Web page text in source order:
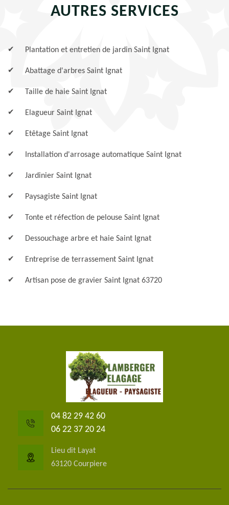
AUTRES SERVICES
Plantation et entretien de jardin Saint Ignat
Abattage d'arbres Saint Ignat
Taille de haie Saint Ignat
Elagueur Saint Ignat
Etêtage Saint Ignat
Installation d'arrosage automatique Saint Ignat
Jardinier Saint Ignat
Paysagiste Saint Ignat
Tonte et réfection de pelouse Saint Ignat
Dessouchage arbre et haie Saint Ignat
Entreprise de terrassement Saint Ignat
Artisan pose de gravier Saint Ignat 63720
04 82 29 42 60
06 22 37 20 24
Lieu dit Layat
63120 Courpiere